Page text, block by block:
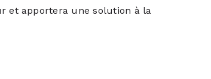
et apportera une solution à la